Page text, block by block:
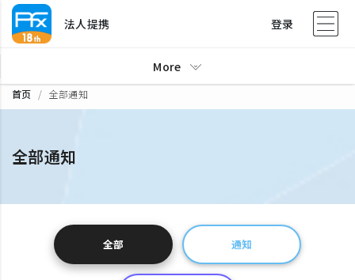
法人提携 登录
More
首页 全部通知
全部通知
全部 通知